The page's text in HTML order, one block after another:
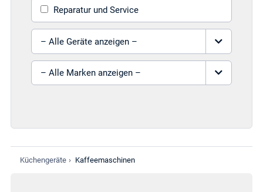
Reparatur und Service
Gerät auswählen
Marke auswählen
Küchengeräte › Kaffeemaschinen